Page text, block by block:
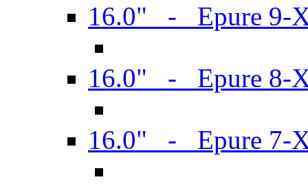
16.0" - Epure 9-
16.0" - Epure 8-
16.0" - Epure 7-